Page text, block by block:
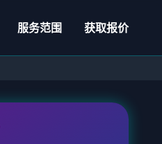
服务范围 获取报价